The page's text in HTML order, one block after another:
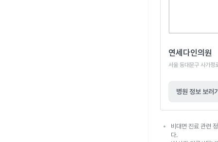
연세다인의원
서울 동대문구 사가
병원 정보 보러
비대면 진료 관련
다.